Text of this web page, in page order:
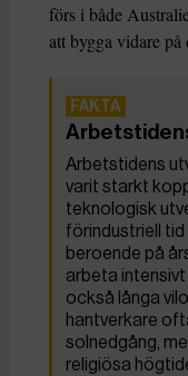
förs i både
att bygga vidare
Arbetstidens
varit starkt
teknologisk
förindustriell
beroende på
arbeta
också långa
hantverkare
solnedgång,
religiösa